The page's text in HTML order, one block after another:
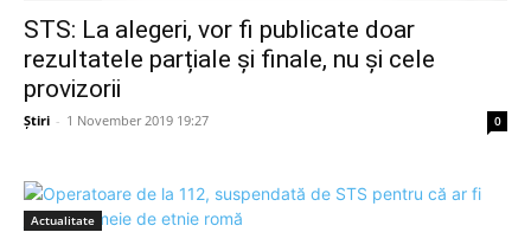
STS: La alegeri, vor fi publicate doar
rezultatele parțiale și finale, nu și cele
provizorii
Știri - 1 November 2019 19:27 0
Actualitate